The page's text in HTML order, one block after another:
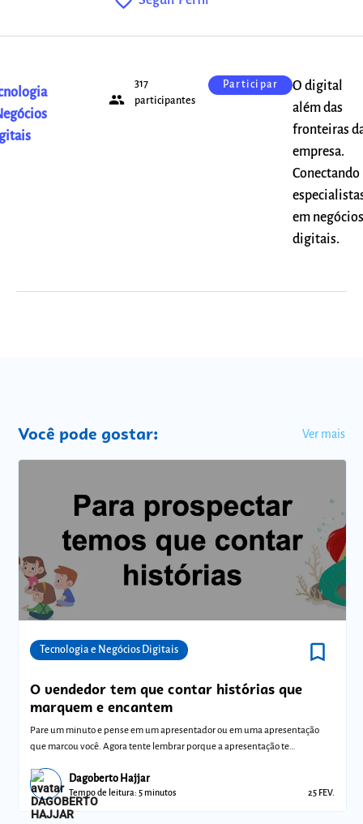
people
317
participantes
Participar
O digital
além das
fronteiras
empresa.
Conectando
em negócios
digitais.
Você pode gostar: Ver mais
Tecnologia e Negócios Digitais bookmark_border
O vendedor tem que contar histórias que
marquem e encantem
Pare um minuto e pense em um apresentador ou em uma apresentação
que marcou você. Agora tente lembrar porque a apresentação te
Dagoberto Hajjar
Tempo de leitura: 5 minutos 25 FEV.